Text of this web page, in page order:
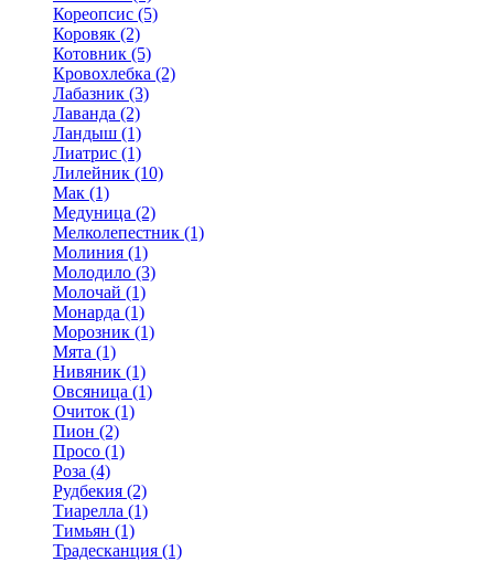
Кореопсис (5)
Коровяк (2)
Котовник (5)
Кровохлебка (2)
Лабазник (3)
Лаванда (2)
Ландыш (1)
Лиатрис (1)
Лилейник (10)
Мак (1)
Медуница (2)
Мелколепестник (1)
Молиния (1)
Молодило (3)
Молочай (1)
Монарда (1)
Морозник (1)
Мята (1)
Нивяник (1)
Овсяница (1)
Очиток (1)
Пион (2)
Просо (1)
Роза (4)
Рудбекия (2)
Тиарелла (1)
Тимьян (1)
Традесканция (1)